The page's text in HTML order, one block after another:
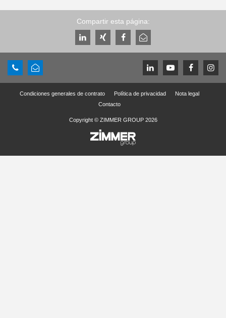
Compartir esta página:
Condiciones generales de contrato Política de privacidad
Nota legal
Contacto
Copyright © ZIMMER GROUP 2026